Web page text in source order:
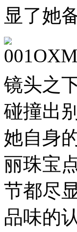
显了她
镜头之
碰撞出
她自身
丽珠宝
节都尽
品味的